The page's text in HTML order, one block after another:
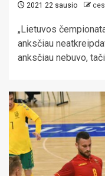
2021 22 sausio
„Lietuvos
anksčiau
anksčiau nebuvo,